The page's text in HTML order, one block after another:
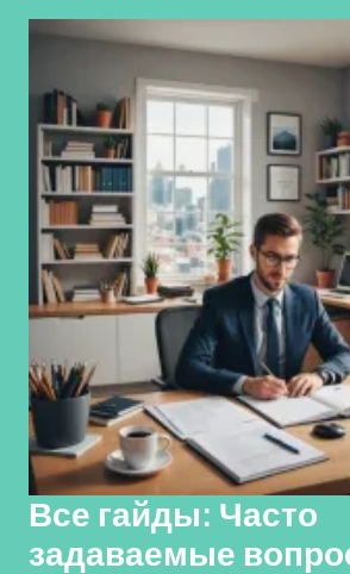
Все гайды: Часто
задаваемые